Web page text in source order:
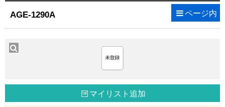
AGE-1290A ページ内
マイリスト追加